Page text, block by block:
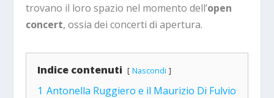
trovano il loro spazio nel momento dell’open
concert, ossia dei concerti di apertura.
Indice contenuti Nascondi
1 Antonella Ruggiero e il Maurizio Di Fulvio